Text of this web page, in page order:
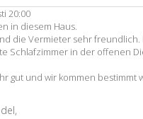
20:00
in diesem Haus.
die Vermieter sehr freundlich.
Schlafzimmer in der offenen
gut und wir kommen bestimmt